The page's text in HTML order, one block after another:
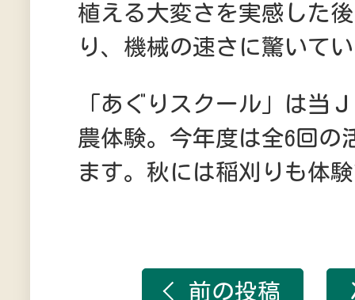
植える大変さを実感した
り、機械の速さに驚いて
「あぐりスクール」は当
農体験。今年度は全6回の
ます。秋には稲刈りも体
前の投稿